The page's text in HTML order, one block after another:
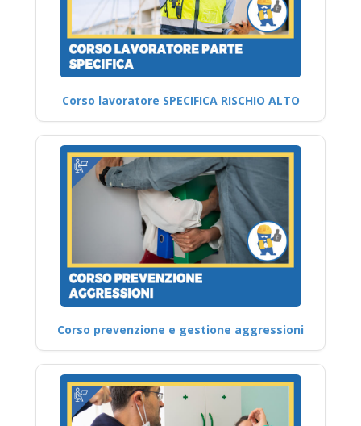
Corso lavoratore SPECIFICA RISCHIO ALTO
Corso prevenzione e gestione aggressioni